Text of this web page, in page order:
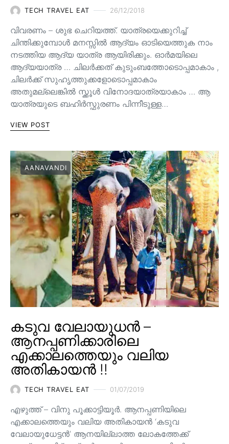
TECH TRAVEL EAT 26/12/2018
വിവരണം – ശുഭ ചെറിയത്ത്. യാത്രയെക്കുറിച്ച്
ചിന്തിക്കുമ്പോൾ മനസ്സിൽ ആദ്യം ഓടിയെത്തുക നാം
നടത്തിയ ആദ്യ യാത്ര ആയിരിക്കും. ഓർമയിലെ
ആദ്യയാത്ര … ചിലർക്കത് കുടുംബത്തോടൊപ്പമാകാം ,
ചിലർക്ക് സുഹൃത്തുക്കളോടൊപ്പമാകാം
അതുമല്ലെങ്കിൽ സ്ക്കൂൾ വിനോദയാത്രയാകാം … ആ
യാത്രയുടെ ബഹിർസ്ഫുരണം പിന്നീടുള്ള…
VIEW POST
AANAVANDI
കടുവ വേലായുധൻ –
ആനപ്പണിക്കാരിലെ
എക്കാലത്തെയും വലിയ
അതികായൻ !!
TECH TRAVEL EAT 01/07/2019
എഴുത്ത് – വിനു പൂക്കാട്ടിയൂർ. ആനപ്പണിയിലെ
എക്കാലത്തെയും വലിയ അതികായൻ ‘കടുവ
വേലായുധേട്ടൻ’ ആനയില്ലാത്ത ലോകത്തേക്ക്